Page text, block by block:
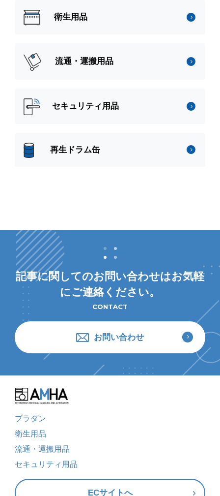
衛生用品
流通・運搬用品
セキュリティ用品
再生ドラム缶
記事に関してのお問い合わせはお気軽
にご連絡ください。
CONTACT
お問い合わせ
プラダン
衛生用品
流通・運搬用品
セキュリティ用品
ECサイトへ